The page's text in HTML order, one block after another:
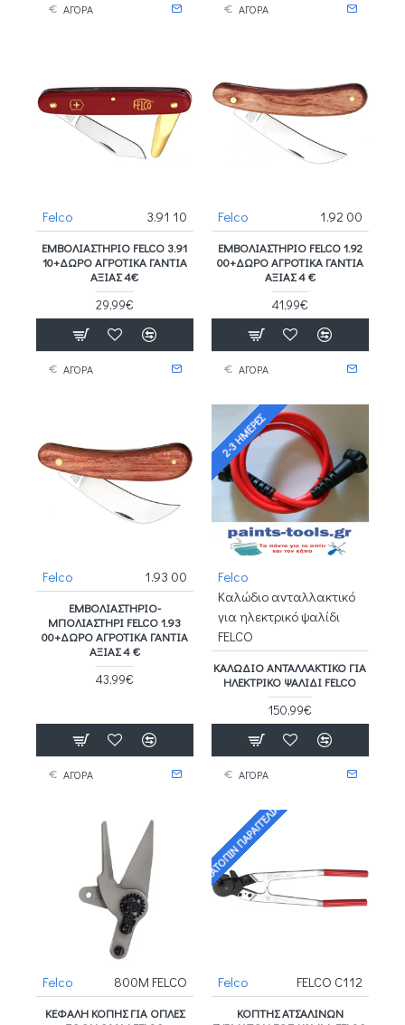
ΑΓΟΡΑ ΑΓΟΡΑ
Felco 3.91 10
ΕΜΒΟΛΙΑΣΤΉΡΙΟ FELCO 3.91
10+ΔΩΡΟ ΑΓΡΟΤΙΚΑ ΓΑΝΤΙΑ
ΑΞΙΑΣ 4€
29,99€
ΑΓΟΡΑ
Felco 1.92 00
ΕΜΒΟΛΙΑΣΤΉΡΙΟ FELCO 1.92
00+ΔΩΡΟ ΑΓΡΟΤΙΚΑ ΓΑΝΤΙΑ
ΑΞΙΑΣ 4 €
41,99€
ΑΓΟΡΑ
Felco 1.93 00
ΕΜΒΟΛΙΑΣΤΉΡΙΟ-
ΜΠΟΛΙΑΣΤΉΡΙ FELCO 1.93
00+ΔΩΡΟ ΑΓΡΟΤΙΚΑ ΓΑΝΤΙΑ
ΑΞΙΑΣ 4 €
43,99€
ΑΓΟΡΑ
2-3 ΗΜΈΡΕΣ
Felco
Καλώδιο ανταλλακτικό
για ηλεκτρικό ψαλίδι
FELCO
ΚΑΛΏΔΙΟ ΑΝΤΑΛΛΑΚΤΙΚΌ ΓΙΑ
ΗΛΕΚΤΡΙΚΌ ΨΑΛΊΔΙ FELCO
150,99€
ΑΓΟΡΑ
Felco 800Μ FELCO
ΚΕΦΑΛΉ ΚΟΠΉΣ ΓΙΑ ΟΠΛΈΣ
ΚΑΤΌΠΙΝ ΠΑΡΑΓΓΕΛΊΑΣ
Felco FELCO C112
ΚΌΠΤΗΣ ΑΤΣΆΛΙΝΩΝ